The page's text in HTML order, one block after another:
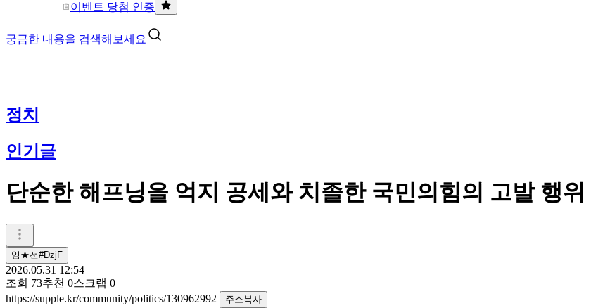
이벤트 당첨 인증
궁금한 내용을 검색해보세요
정치
인기글
단순한 해프닝을 억지 공세와 치졸한 국민의힘의 고발 행위
임★선#DzjF
2026.05.31 12:54
조회 73추천 0스크랩 0
https://supple.kr/community/politics/130962992
주소복사